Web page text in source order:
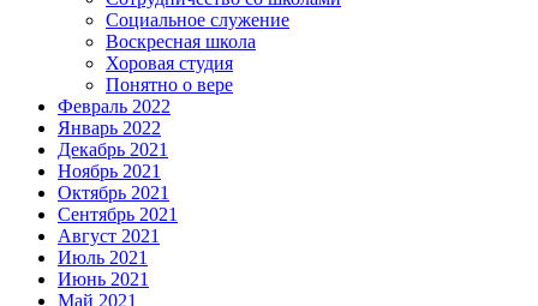
Социальное служение
Воскресная школа
Хоровая студия
Понятно о вере
Февраль 2022
Январь 2022
Декабрь 2021
Ноябрь 2021
Октябрь 2021
Сентябрь 2021
Август 2021
Июль 2021
Июнь 2021
Май 2021